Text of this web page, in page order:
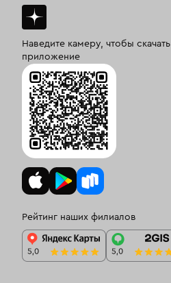
Наведите камеру, чтобы скачать
приложение
Рейтинг наших филиалов